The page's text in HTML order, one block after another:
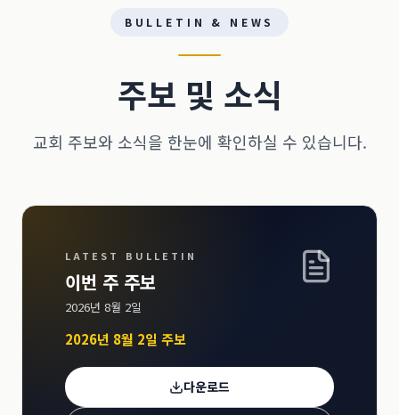
BULLETIN & NEWS
주보 및 소식
교회 주보와 소식을 한눈에 확인하실 수 있습니다.
LATEST BULLETIN
이번 주 주보
2026년 8월 2일
2026년 8월 2일 주보
다운로드